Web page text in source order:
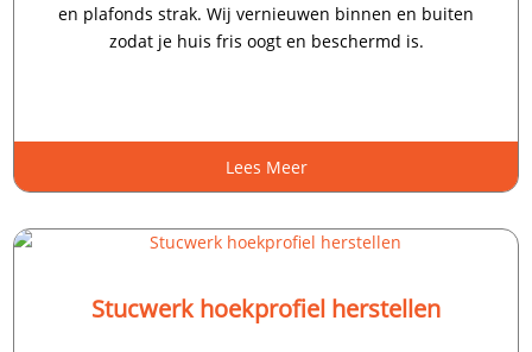
en plafonds strak.​ Wij vernieuwen binnen en buiten
zodat je huis fris oogt en beschermd is.​
Lees Meer
Stucwerk hoekprofiel herstellen